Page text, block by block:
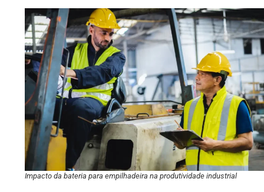
Impacto da bateria para empilhadeira na produtividade industrial